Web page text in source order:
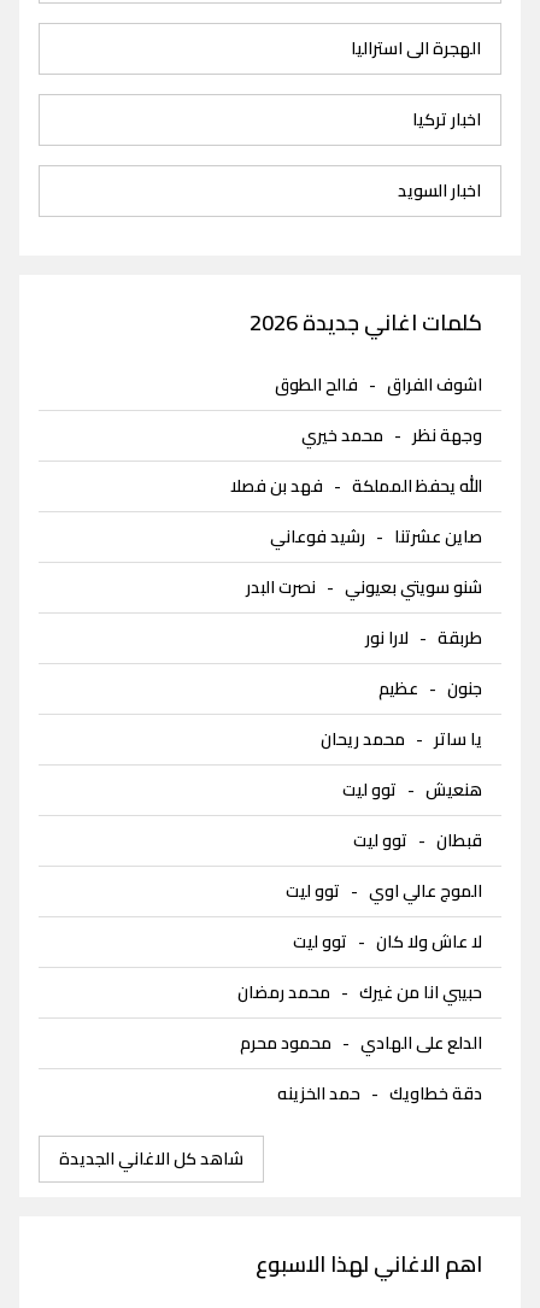
الهجرة الى استراليا
اخبار تركيا
اخبار السويد
كلمات اغاني جديدة 2026
اشوف الفراق - فالح الطوق
وجهة نظر - محمد خيري
الله يحفظ المملكة - فهد بن فصلا
صاين عشرتنا - رشيد فوعاني
شنو سويتي بعيوني - نصرت البدر
طربقة - لارا نور
جنون - عظيم
يا ساتر - محمد ريحان
هنعيش - توو ليت
قبطان - توو ليت
الموج عالي اوي - توو ليت
لا عاش ولا كان - توو ليت
حبيبي انا من غيرك - محمد رمضان
الدلع على الهادي - محمود محرم
دقة خطاويك - حمد الخزينه
شاهد كل الاغاني الجديدة
اهم الاغاني لهذا الاسبوع